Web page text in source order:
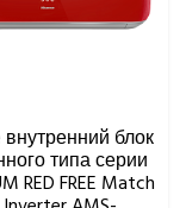
внутренний блок
типа серии
RED FREE Match